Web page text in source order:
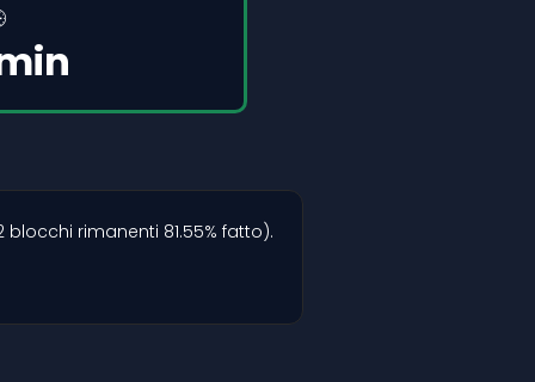
rimanenti 81.55% fatto).